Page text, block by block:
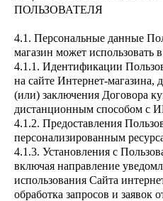
ПОЛЬЗОВАТЕЛЯ
4.1. Персональные данные
магазин может использовать
4.1.1. Идентификации
на сайте Интернет-магазина,
(или) заключения Договора
дистанционным способом с
4.1.2. Предоставления
персонализированным
4.1.3. Установления с
включая направление
использования Сайта
обработка запросов и заявок